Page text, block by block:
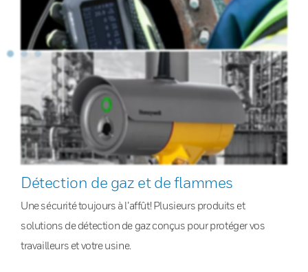
Détection de gaz et de flammes
Une sécurité toujours à l’affût! Plusieurs produits et
solutions de détection de gaz conçus pour protéger vos
travailleurs et votre usine.